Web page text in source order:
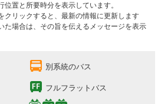
位置と所要時分を表示しています。
クリックすると、最新の情報に更新します
た場合は、その旨を伝えるメッセージを表示
別系統のバス
フルフラットバス